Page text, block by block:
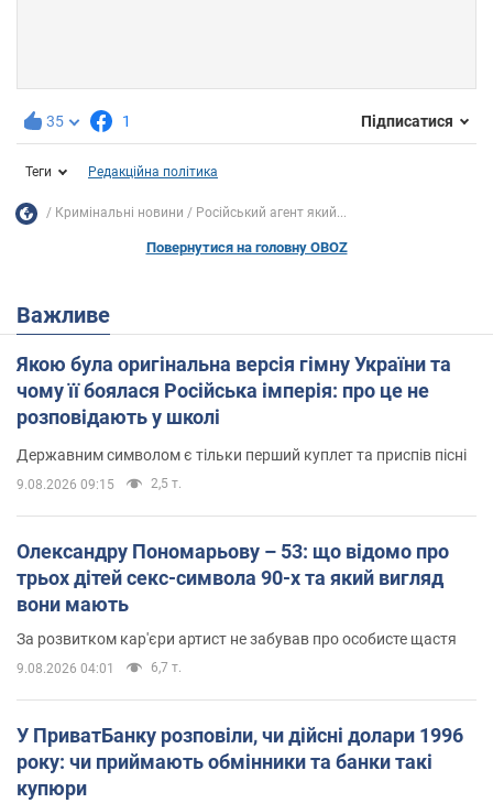
35 1 Підписатися
Теги Редакційна політика
Кримінальні новини Російський агент який...
Повернутися на головну OBOZ
Важливе
Якою була оригінальна версія гімну України та
чому її боялася Російська імперія: про це не
розповідають у школі
Державним символом є тільки перший куплет та приспів пісні
9.08.2026 09:15 2,5 т.
Олександру Пономарьову – 53: що відомо про
трьох дітей секс-символа 90-х та який вигляд
вони мають
За розвитком кар'єри артист не забував про особисте щастя
9.08.2026 04:01 6,7 т.
У ПриватБанку розповіли, чи дійсні долари 1996
року: чи приймають обмінники та банки такі
купюри